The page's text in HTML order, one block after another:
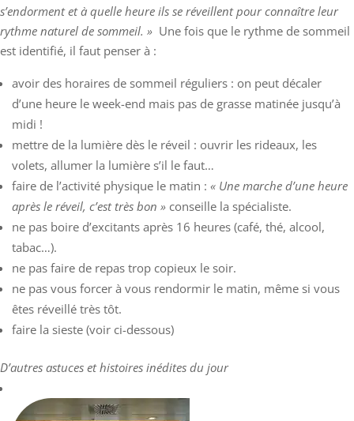
s’endorment et à quelle heure ils se réveillent pour connaître leur
rythme naturel de sommeil. » Une fois que le rythme de sommeil
est identifié, il faut penser à :
avoir des horaires de sommeil réguliers : on peut décaler
d’une heure le week-end mais pas de grasse matinée jusqu’à
midi !
mettre de la lumière dès le réveil : ouvrir les rideaux, les
volets, allumer la lumière s’il le faut…
faire de l’activité physique le matin : « Une marche d’une heure
après le réveil, c’est très bon » conseille la spécialiste.
ne pas boire d’excitants après 16 heures (café, thé, alcool,
tabac…).
ne pas faire de repas trop copieux le soir.
ne pas vous forcer à vous rendormir le matin, même si vous
êtes réveillé très tôt.
faire la sieste (voir ci-dessous)
D’autres astuces et histoires inédites du jour